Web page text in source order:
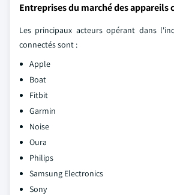
Entreprises du marché des appareils
Les principaux acteurs opérant dans
connectés sont :
Apple
Boat
Fitbit
Garmin
Noise
Oura
Philips
Samsung Electronics
Sony